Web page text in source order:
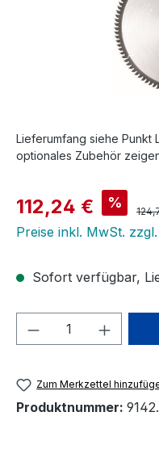
Lieferumfang siehe Punkt
optionales Zubehör
Verkaufspreis:
112,24 € %
Preise inkl. MwSt.
Sofort verfügbar,
Produkt
Zum Merkzettel
Produktnummer: